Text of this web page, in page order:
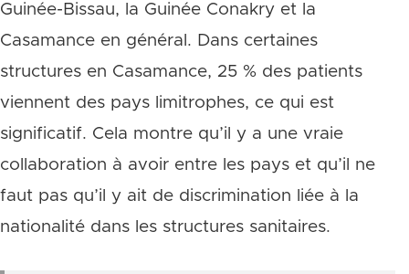
Guinée-Bissau, la Guinée Conakry et la
Casamance en général. Dans certaines
structures en Casamance, 25 % des patients
viennent des pays limitrophes, ce qui est
significatif. Cela montre qu’il y a une vraie
collaboration à avoir entre les pays et qu’il ne
faut pas qu’il y ait de discrimination liée à la
nationalité dans les structures sanitaires.